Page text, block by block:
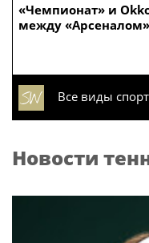
«Чемпионат» и
между
Все виды
Новости